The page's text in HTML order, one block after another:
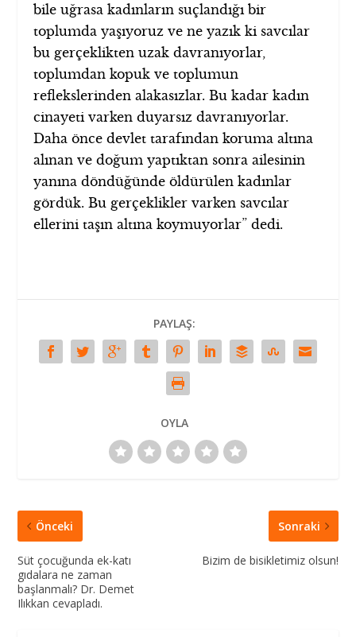
bile uğrasa kadınların suçlandığı bir
toplumda yaşıyoruz ve ne yazık ki savcılar
bu gerçeklikten uzak davranıyorlar,
toplumdan kopuk ve toplumun
reflekslerinden alakasızlar. Bu kadar kadın
cinayeti varken duyarsız davranıyorlar.
Daha önce devlet tarafından koruma altına
alınan ve doğum yaptıktan sonra ailesinin
yanına döndüğünde öldürülen kadınlar
gördük. Bu gerçeklikler varken savcılar
ellerini taşın altına koymuyorlar” dedi.
PAYLAŞ:
OYLA
Önceki
Süt çocuğunda ek-katı
gıdalara ne zaman
başlanmalı? Dr. Demet
Ilıkkan cevapladı.
Sonraki
Bizim de bisikletimiz olsun!